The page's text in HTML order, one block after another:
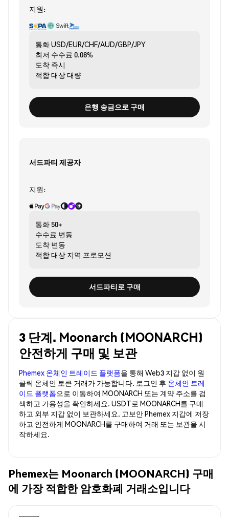
지원:
통화USD/EUR/CHF/AUD/GBP/JPY
최저 수수료 0.08%
도착 즉시
적합 대상대량
은행 송금으로 구매
서드파티 제공자
지원:
통화 50+
수수료 변동
도착 변동
적합 대상 지역 프로모션
서드파티로 구매
3 단계. Moonarch (MOONARCH)
안전하게 구매 및 보관
Phemex 온체인 트레이드 플랫폼을 통해 Web3 지갑 없이 원
클릭 온체인 토큰 거래가 가능합니다. 로그인 후 온체인 트레
이드 플랫폼으로 이동하여 MOONARCH 또는 계약 주소를 검
색하고 가용성을 확인하세요. USDT로 MOONARCH를 구매
하고 외부 지갑 없이 보관하세요. 고보안 Phemex 지갑에 저장
하고 안전하게 MOONARCH를 구매하여 거래 또는 보관을 시
작하세요.
Phemex는 Moonarch (MOONARCH) 구매
에 가장 적합한 암호화폐 거래소입니다